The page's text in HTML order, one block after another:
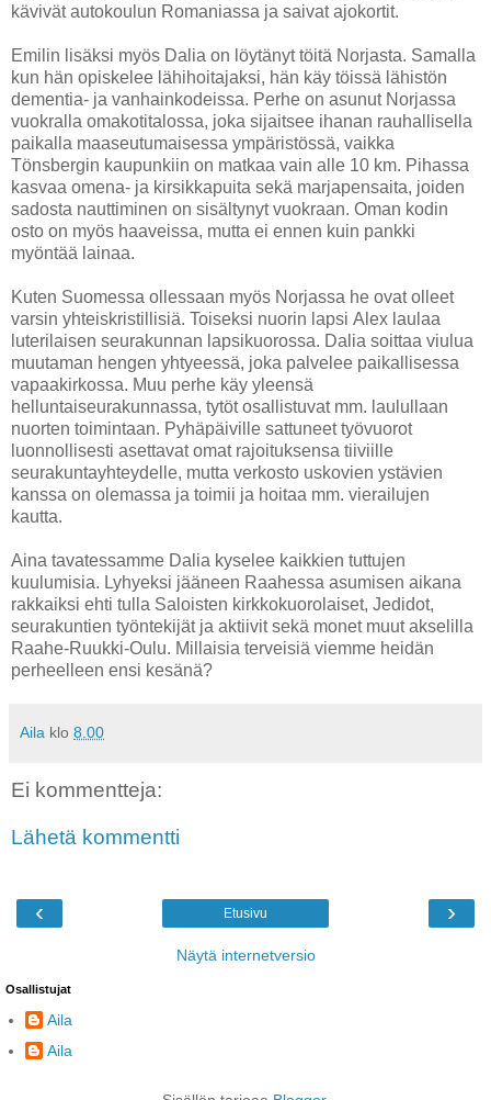
kävivät autokoulun Romaniassa ja saivat ajokortit.
Emilin lisäksi myös Dalia on löytänyt töitä Norjasta. Samalla
kun hän opiskelee lähihoitajaksi, hän käy töissä lähistön
dementia- ja vanhainkodeissa. Perhe on asunut Norjassa
vuokralla omakotitalossa, joka sijaitsee ihanan rauhallisella
paikalla maaseutumaisessa ympäristössä, vaikka
Tönsbergin kaupunkiin on matkaa vain alle 10 km. Pihassa
kasvaa omena- ja kirsikkapuita sekä marjapensaita, joiden
sadosta nauttiminen on sisältynyt vuokraan. Oman kodin
osto on myös haaveissa, mutta ei ennen kuin pankki
myöntää lainaa.
Kuten Suomessa ollessaan myös Norjassa he ovat olleet
varsin yhteiskristillisiä. Toiseksi nuorin lapsi Alex laulaa
luterilaisen seurakunnan lapsikuorossa. Dalia soittaa viulua
muutaman hengen yhtyeessä, joka palvelee paikallisessa
vapaakirkossa. Muu perhe käy yleensä
helluntaiseurakunnassa, tytöt osallistuvat mm. laulullaan
nuorten toimintaan. Pyhäpäiville sattuneet työvuorot
luonnollisesti asettavat omat rajoituksensa tiiviille
seurakuntayhteydelle, mutta verkosto uskovien ystävien
kanssa on olemassa ja toimii ja hoitaa mm. vierailujen
kautta.
Aina tavatessamme Dalia kyselee kaikkien tuttujen
kuulumisia. Lyhyeksi jääneen Raahessa asumisen aikana
rakkaiksi ehti tulla Saloisten kirkkokuorolaiset, Jedidot,
seurakuntien työntekijät ja aktiivit sekä monet muut akselilla
Raahe-Ruukki-Oulu. Millaisia terveisiä viemme heidän
perheelleen ensi kesänä?
Aila klo 8.00
Ei kommentteja:
Lähetä kommentti
‹ ›
Etusivu
Näytä internetversio
Osallistujat
Aila
Aila